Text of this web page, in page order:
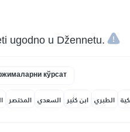
ugodno u Džennetu.
кўрсат
المختصر السعدي ابن كثير الطبري